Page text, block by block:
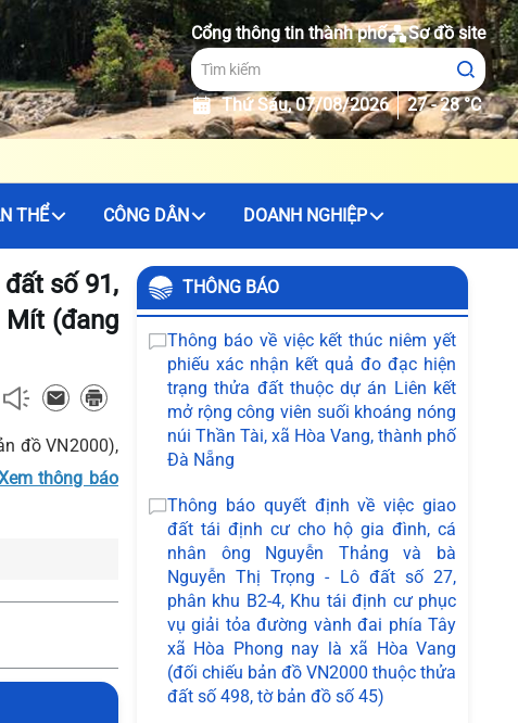
Cổng thông tin thành phố Sơ đồ site
Thứ Sáu, 07/08/2026 27 - 28 °C
THỂ CÔNG DÂN DOANH NGHIỆP
số 91,
Mít (đang
đồ VN2000),
thông báo
THÔNG BÁO
Thông báo về việc kết thúc niêm yết
phiếu xác nhận kết quả đo đạc hiện
trạng thửa đất thuộc dự án Liên kết
mở rộng công viên suối khoáng nóng
núi Thần Tài, xã Hòa Vang, thành phố
Đà Nẵng
Thông báo quyết định về việc giao
đất tái định cư cho hộ gia đình, cá
nhân ông Nguyễn Thảng và bà
Nguyễn Thị Trọng - Lô đất số 27,
phân khu B2-4, Khu tái định cư phục
vụ giải tỏa đường vành đai phía Tây
xã Hòa Phong nay là xã Hòa Vang
(đối chiếu bản đồ VN2000 thuộc thửa
đất số 498, tờ bản đồ số 45)